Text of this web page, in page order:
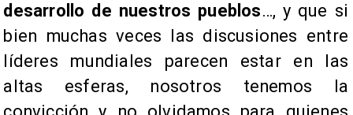
desarrollo de nuestros pueblos…, y que si
bien muchas veces las discusiones entre
líderes mundiales parecen estar en las
altas esferas, nosotros tenemos la